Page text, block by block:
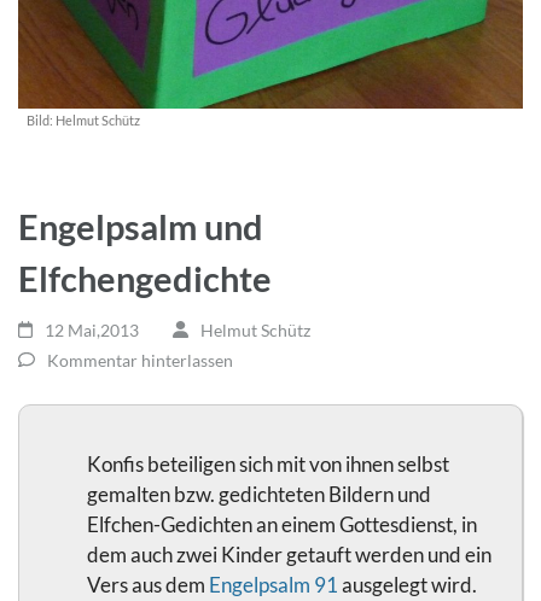
Bild: Helmut Schütz
Engelpsalm und
Elfchengedichte
12 Mai,2013
Helmut Schütz
Kommentar hinterlassen
Konfis beteiligen sich mit von ihnen selbst
gemalten bzw. gedichteten Bildern und
Elfchen-Gedichten an einem Gottesdienst, in
dem auch zwei Kinder getauft werden und ein
Vers aus dem Engelpsalm 91ausgelegt wird.